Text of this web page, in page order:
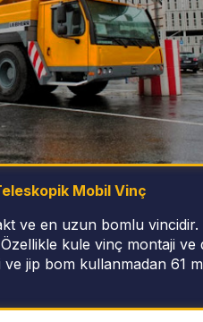
Mobil Vinç
ve en uzun bomlu
kule vinç montaji
jip bom kullanmadan 61